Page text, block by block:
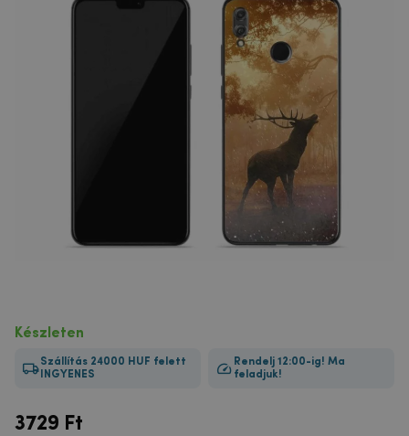
Készleten
Szállítás 24000 HUF felett
INGYENES
Rendelj 12:00-ig! Ma
feladjuk!
3729 Ft